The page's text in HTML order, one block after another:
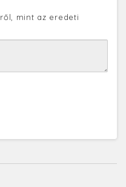
mint az eredeti